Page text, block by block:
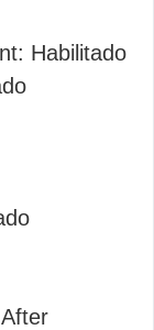
Habilitado